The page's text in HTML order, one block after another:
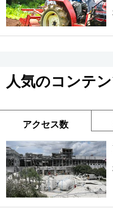
人気のコンテ
アクセス数